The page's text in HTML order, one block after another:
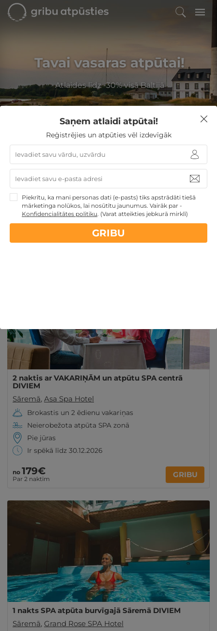
Tavai vasaras atpūtai!
Atlaides līdz -30% visā Baltijā
Filtrēt
GribuAtpusties » Igaunija » Viesnīcas Sāremā
Viesnīcas Sāremā
Izvēlieties no19GribuAtpusties.lv atpūtas
piedāvājumiem
Labākie atpūtas piedāvājumi viesnīcās Sāremā ar
SPA. Labas cenas, vienkārša rezervēšana.
2 naktis ar VAKARIŅĀM un atpūtu SPA centrā
DIVIEM
Sāremā, Asa Spa Hotel
Brokastis un 2 ēdienu vakariņas
Neierobežota atpūta SPA zonā
Pie jūras
Ir spēkā līdz 30.12.2026
no 179€
Par 2 naktīm GRIBU
1 nakts SPA atpūta burvīgajā Sāremā DIVIEM
Sāremā, Grand Rose SPA Hotel
Saņem atlaidi atpūtai!
Reģistrējies un atpūties vēl izdevīgāk
Piekrītu, ka mani personas dati (e-pasts) tiks apstrādāti tiešā
mārketinga nolūkos, lai nosūtītu jaunumus. Vairāk par -
Konfidencialitātes politiku. (Varat atteikties jebkurā mirklī)
GRIBU